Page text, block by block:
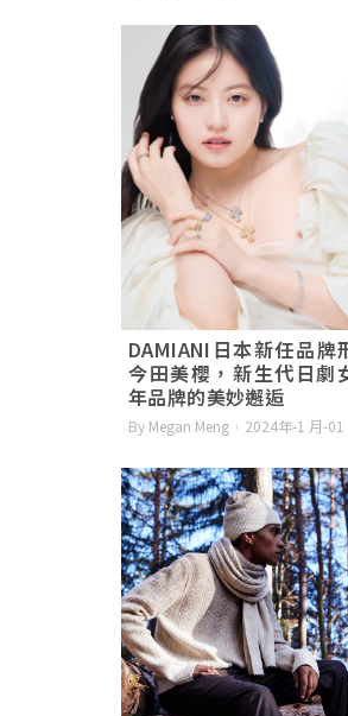
DAMIANI日本新任品牌
今田美櫻，新生代日劇
年品牌的美妙邂逅
By Megan Meng 2024年-1 月-01